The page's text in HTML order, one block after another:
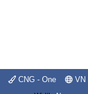
CNG - One VN